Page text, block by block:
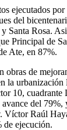
ejecutados
del
Santa Rosa.
Principal de
Ate, en 87%.
obras de
la
10,
del 79%,
Víctor Raúl
de ejecución.